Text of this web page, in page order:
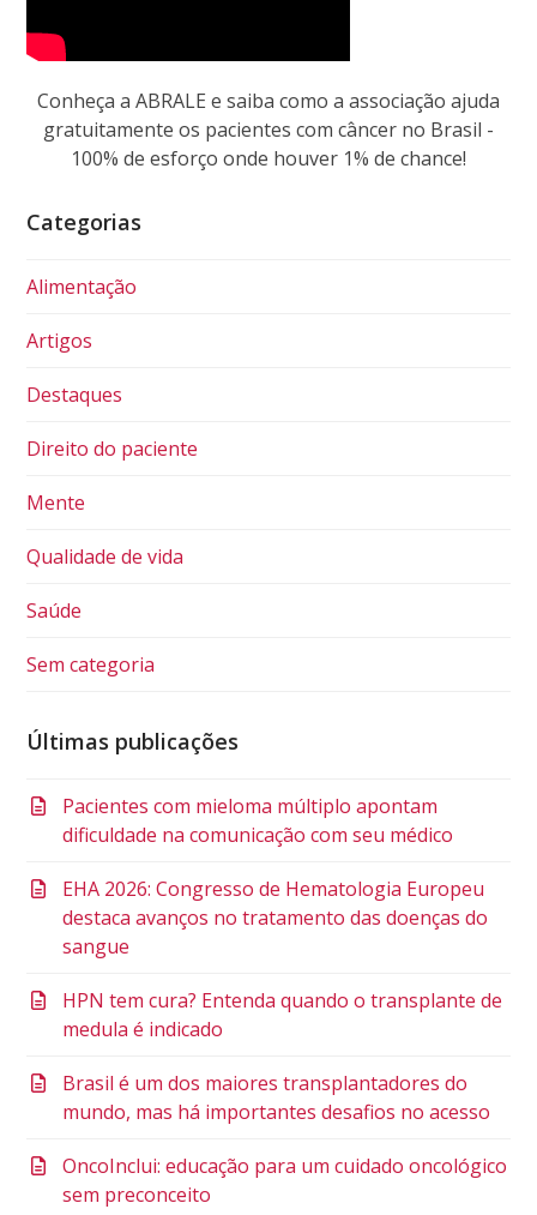
Conheça a ABRALE e saiba como a associação ajuda
gratuitamente os pacientes com câncer no Brasil -
100% de esforço onde houver 1% de chance!
Categorias
Alimentação
Artigos
Destaques
Direito do paciente
Mente
Qualidade de vida
Saúde
Sem categoria
Últimas publicações
Pacientes com mieloma múltiplo apontam
dificuldade na comunicação com seu médico
EHA 2026: Congresso de Hematologia Europeu
destaca avanços no tratamento das doenças do
sangue
HPN tem cura? Entenda quando o transplante de
medula é indicado
Brasil é um dos maiores transplantadores do
mundo, mas há importantes desafios no acesso
OncoInclui: educação para um cuidado oncológico
sem preconceito